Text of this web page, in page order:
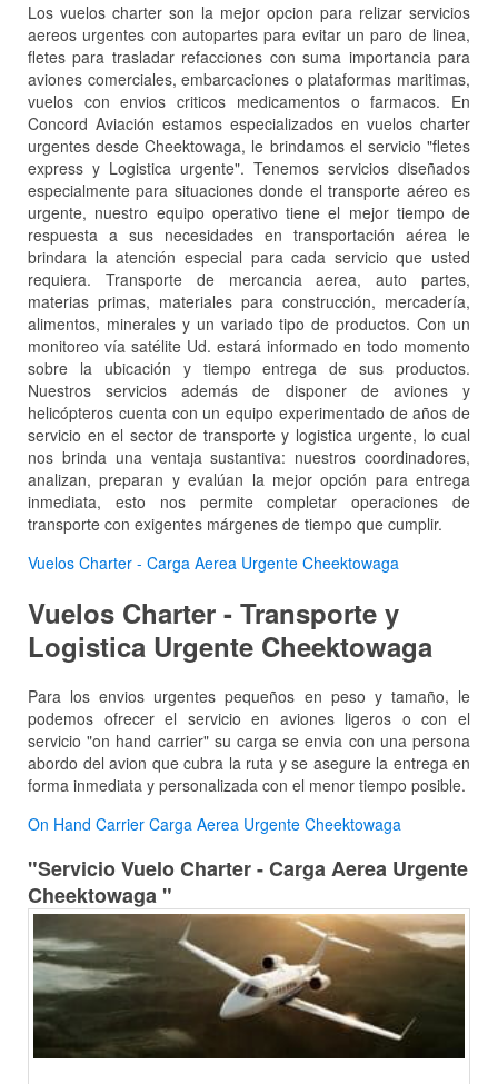
Los vuelos charter son la mejor opcion para relizar servicios
aereos urgentes con autopartes para evitar un paro de linea,
fletes para trasladar refacciones con suma importancia para
aviones comerciales, embarcaciones o plataformas maritimas,
vuelos con envios criticos medicamentos o farmacos. En
Concord Aviación estamos especializados en vuelos charter
urgentes desde Cheektowaga, le brindamos el servicio "fletes
express y Logistica urgente". Tenemos servicios diseñados
especialmente para situaciones donde el transporte aéreo es
urgente, nuestro equipo operativo tiene el mejor tiempo de
respuesta a sus necesidades en transportación aérea le
brindara la atención especial para cada servicio que usted
requiera. Transporte de mercancia aerea, auto partes,
materias primas, materiales para construcción, mercadería,
alimentos, minerales y un variado tipo de productos. Con un
monitoreo vía satélite Ud. estará informado en todo momento
sobre la ubicación y tiempo entrega de sus productos.
Nuestros servicios además de disponer de aviones y
helicópteros cuenta con un equipo experimentado de años de
servicio en el sector de transporte y logistica urgente, lo cual
nos brinda una ventaja sustantiva: nuestros coordinadores,
analizan, preparan y evalúan la mejor opción para entrega
inmediata, esto nos permite completar operaciones de
transporte con exigentes márgenes de tiempo que cumplir.
Vuelos Charter - Carga Aerea Urgente Cheektowaga
Vuelos Charter - Transporte y
Logistica Urgente Cheektowaga
Para los envios urgentes pequeños en peso y tamaño, le
podemos ofrecer el servicio en aviones ligeros o con el
servicio "on hand carrier" su carga se envia con una persona
abordo del avion que cubra la ruta y se asegure la entrega en
forma inmediata y personalizada con el menor tiempo posible.
On Hand Carrier Carga Aerea Urgente Cheektowaga
"Servicio Vuelo Charter - Carga Aerea Urgente
Cheektowaga "